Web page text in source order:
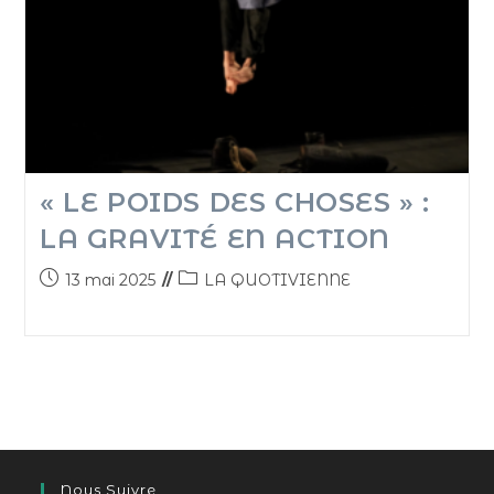
« LE POIDS DES CHOSES » :
LA GRAVITÉ EN ACTION
13 mai 2025 LA QUOTIVIENNE
Nous Suivre